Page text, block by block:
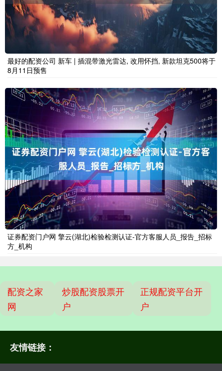
最好的配资公司 新车 | 插混带激光雷达, 改用怀挡, 新款坦克500将于
8月11日预售
证券配资门户网 擎云(湖北)检验检测认证-官方客服人员_报告_招标
方_机构
配资之家
网
炒股配资股票开
户
正规配资平台开
户
友情链接：